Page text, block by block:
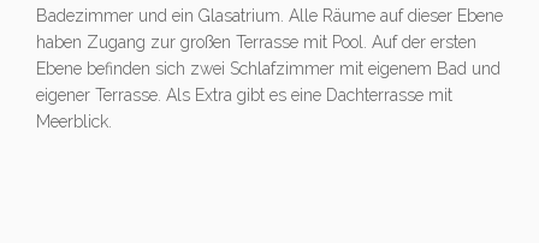
Badezimmer und ein Glasatrium. Alle Räume auf dieser Ebene
haben Zugang zur großen Terrasse mit Pool. Auf der ersten
Ebene befinden sich zwei Schlafzimmer mit eigenem Bad und
eigener Terrasse. Als Extra gibt es eine Dachterrasse mit
Meerblick.